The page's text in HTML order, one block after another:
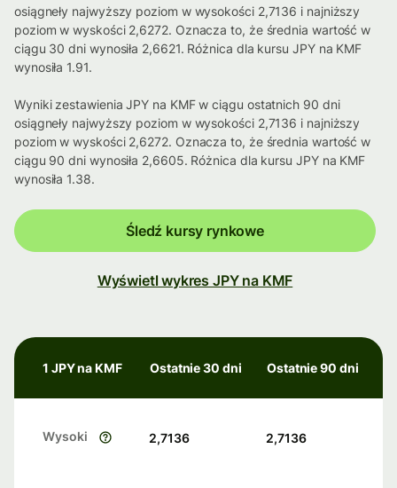
osiągneły najwyższy poziom w wysokości 2,7136 i najniższy
poziom w wyskości 2,6272. Oznacza to, że średnia wartość w
ciągu 30 dni wynosiła 2,6621. Różnica dla kursu JPY na KMF
wynosiła 1.91.
Wyniki zestawienia JPY na KMF w ciągu ostatnich 90 dni
osiągneły najwyższy poziom w wysokości 2,7136 i najniższy
poziom w wyskości 2,6272. Oznacza to, że średnia wartość w
ciągu 90 dni wynosiła 2,6605. Różnica dla kursu JPY na KMF
wynosiła 1.38.
Śledź kursy rynkowe
Wyświetl wykres JPY na KMF
1 JPY na KMF Ostatnie 30 dni Ostatnie 90 dni
Wysoki 2,7136 2,7136